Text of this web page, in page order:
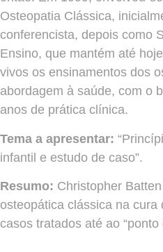
Osteopatia Clássica,
conferencista, depois como
Ensino, que mantém até
vivos os ensinamentos dos
abordagem à saúde, com o
anos de prática clínica.
Tema a apresentar:
infantil e estudo de caso”.
Resumo: Christopher
osteopática clássica na
casos tratados até ao